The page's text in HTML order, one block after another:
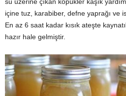
su üzerine çıkan köpükler kaşık
içine tuz, karabiber, defne yaprağı ve
En az 6 saat kadar kısık ateşte
hazır hale gelmiştir.